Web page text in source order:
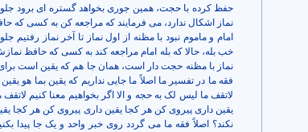
حفظ کرده با حجت، همین جوری بخواهد گستره ای برود جلو
نماز اشکال ندارد، می فرمایند که مراجعه کن به کسی که
امام و ماموم نبود با مظنه از اول نماز تا آخر نماز
خب بله، حالا که بله امام مراجعه کند به کسی که حافظ
نماز با مظنه حجت دار است، همان جا هم که یقین است
فقه ما در تفسیر ما اصلاً ما جایی نداریم که یقین بما هو
لاتقف ما لیس لک به حجه و الا اگر بخواهیم معنا کنیم
یقین داری پیروی کن هر کجا یقین داری پیروی کن هر کجا
نکند؟ اصلاً فقه ما می گردد روی خبر واحد و یک جا پیدا